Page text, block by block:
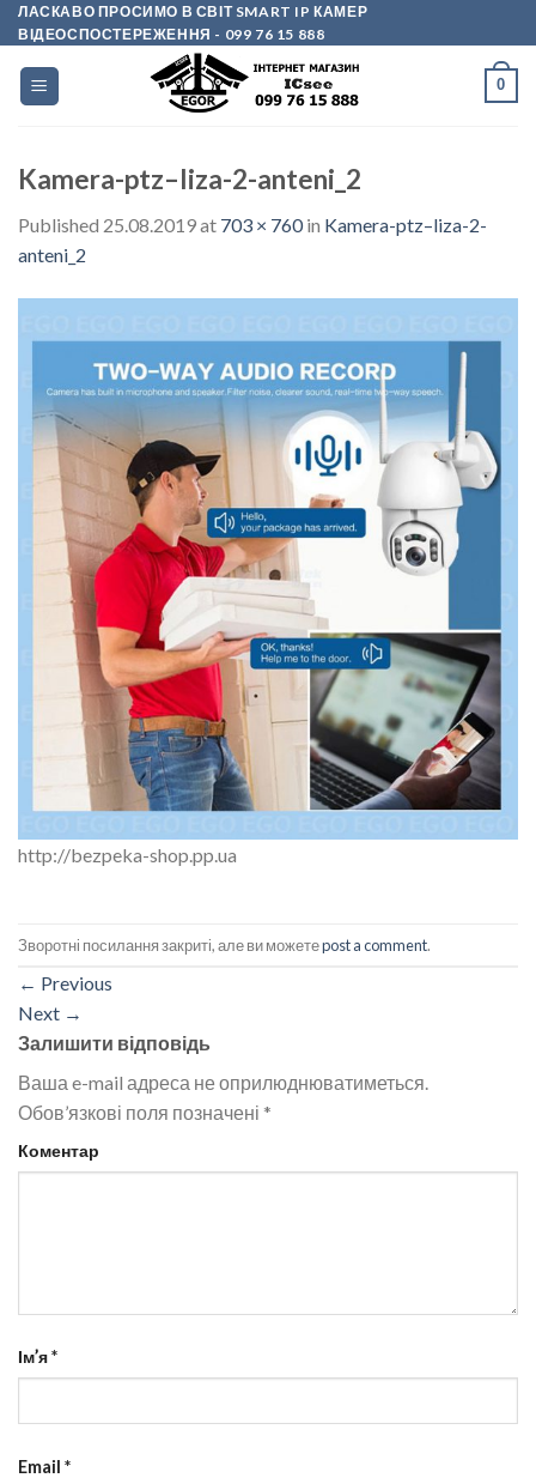
Skip
to
content
ЛАСКАВО ПРОСИМО В СВІТ SMART IP КАМЕР
ВІДЕОСПОСТЕРЕЖЕННЯ - 099 76 15 888
0
Kamera-ptz–liza-2-anteni_2
Published 25.08.2019at 703 × 760in Kamera-ptz–liza-2-
anteni_2
http://bezpeka-shop.pp.ua
Зворотні посилання закриті, але ви можетеpost a comment.
← Previous
Next →
Залишити відповідь
Ваша e-mail адреса не оприлюднюватиметься.
Обов’язкові поля позначені *
Коментар
Ім’я*
Email *